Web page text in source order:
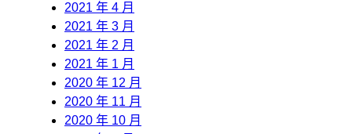
2021 年 4 月
2021 年 3 月
2021 年 2 月
2021 年 1 月
2020 年 12 月
2020 年 11 月
2020 年 10 月